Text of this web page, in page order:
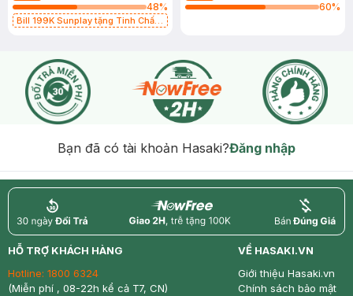
48%
Bill 199K Sunplay tặng Tinh Chất
60%
Bạn đã có tài khoản Hasaki?Đăng nhập
return nowfree price
HỖ TRỢ KHÁCH HÀNG
Hotline: 1800 6324
(Miễn phí , 08-22h kể cả T7, CN)
VỀ HASAKI.VN
Giới thiệu Hasaki.vn
Chính sách bảo mật